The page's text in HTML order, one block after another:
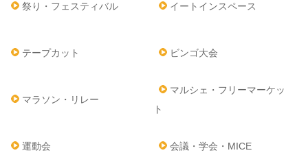
祭り・フェスティバル イートインスペース
テープカット ビンゴ大会
マラソン・リレー
マルシェ・フリーマーケッ
ト
運動会 会議・学会・MICE